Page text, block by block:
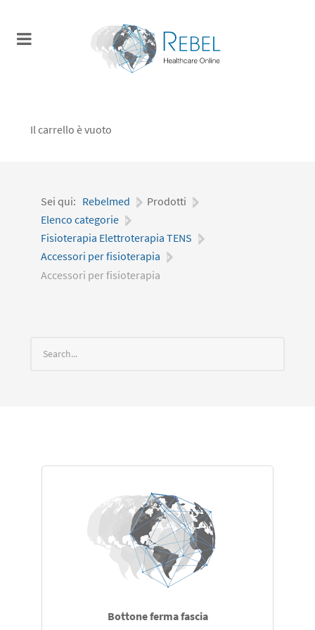
Il carrello è vuoto
Sei qui: Rebelmed | Prodotti |
Elenco categorie |
Fisioterapia Elettroterapia TENS |
Accessori per fisioterapia |
Accessori per fisioterapia
Bottone ferma fascia